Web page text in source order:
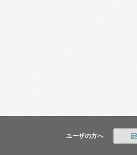
ユーザの方へ